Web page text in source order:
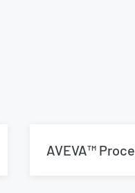
AVEVA™